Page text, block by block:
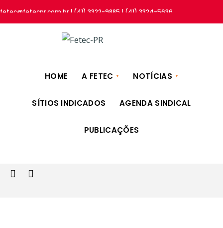
fetec@fetecpr.com.br | (41) 3322-9885 | (41) 3324-5636
HOME A FETEC NOTÍCIAS
SÍTIOS INDICADOS AGENDA SINDICAL
PUBLICAÇÕES